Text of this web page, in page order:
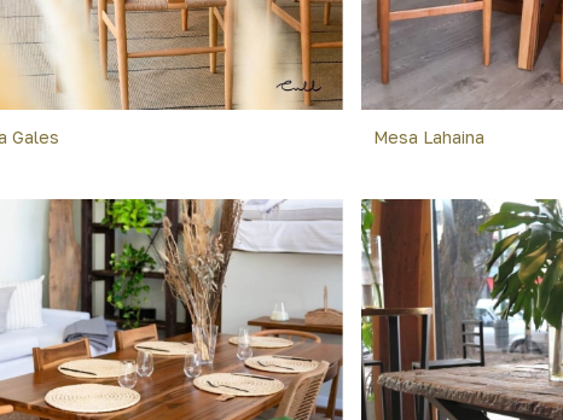
Gales Mesa Lahaina